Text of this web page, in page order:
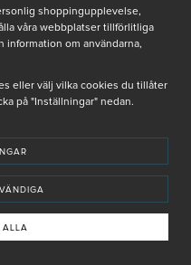
ENKELT
08:38
shoppingupplevelse,
våra webbplatser tillförlitliga
information om användarna,
eller välj vilka cookies du tillåter
på "Inställningar" nedan.
ALLA